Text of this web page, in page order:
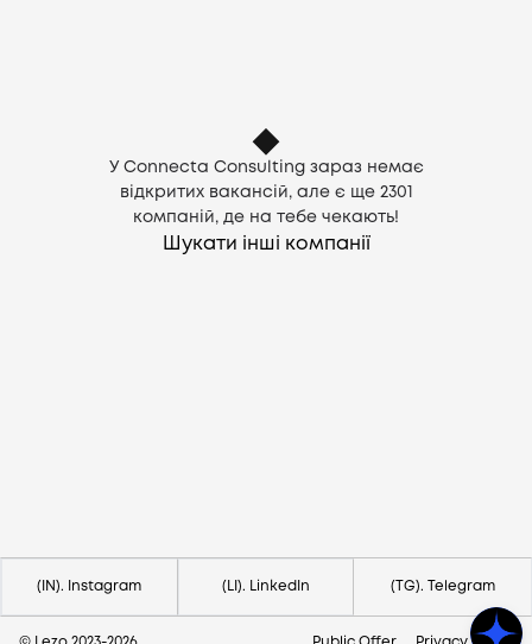
У Connecta Consulting зараз немає
відкритих вакансій, але є ще 2301
компаній, де на тебе чекають!
Шукати інші компанії
(IN). Instagram (LI). LinkedIn (TG). Telegram